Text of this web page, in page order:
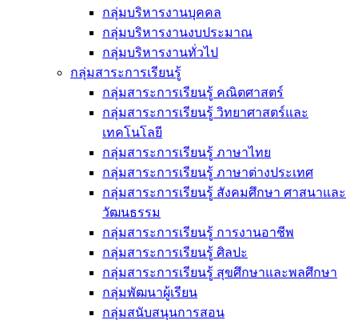
กลุ่มบริหารงานบุคคล
กลุ่มบริหารงานงบประมาณ
กลุ่มบริหารงานทั่วไป
กลุ่มสาระการเรียนรู้
กลุ่มสาระการเรียนรู้ คณิตศาสตร์
กลุ่มสาระการเรียนรู้ วิทยาศาสตร์และ
เทคโนโลยี
กลุ่มสาระการเรียนรู้ ภาษาไทย
กลุ่มสาระการเรียนรู้ ภาษาต่างประเทศ
กลุ่มสาระการเรียนรู้ สังคมศึกษา ศาสนาและ
วัฒนธรรม
กลุ่มสาระการเรียนรู้ การงานอาชีพ
กลุ่มสาระการเรียนรู้ ศิลปะ
กลุ่มสาระการเรียนรู้ สุขศึกษาและพลศึกษา
กลุ่มพัฒนาผู้เรียน
กลุ่มสนับสนุนการสอน